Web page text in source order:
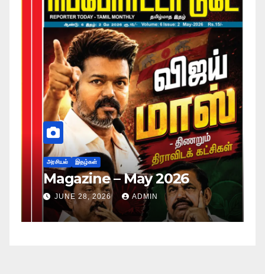
அரசியல் இதழ்கள்
Magazine – May 2026
JUNE 28, 2026 ADMIN